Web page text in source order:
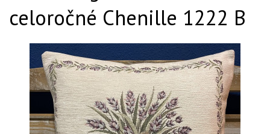
celoročné Chenille 1222 B